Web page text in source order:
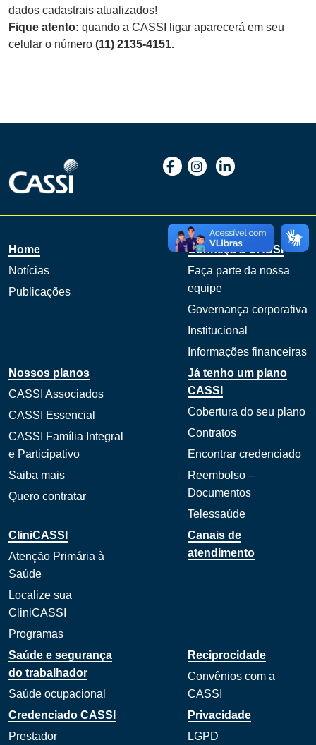
dados cadastrais atualizados!
Fique atento: quando a CASSI ligar aparecerá em seu
celular o número (11) 2135-4151.
Home
Notícias
Publicações
Conheça a CASSI
Faça parte da nossa
equipe
Governança corporativa
Institucional
Informações financeiras
Nossos planos
CASSI Associados
CASSI Essencial
CASSI Família Integral
e Participativo
Saiba mais
Quero contratar
Já tenho um plano
CASSI
Cobertura do seu plano
Contratos
Encontrar credenciado
Reembolso –
Documentos
Telessaúde
CliniCASSI
Atenção Primária à
Saúde
Localize sua
CliniCASSI
Programas
Canais de
atendimento
Saúde e segurança
do trabalhador
Saúde ocupacional
Reciprocidade
Convênios com a
CASSI
Credenciado CASSI
Prestador
Privacidade
LGPD